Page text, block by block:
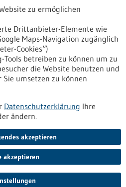
zu ermöglichen
Drittanbieter-Elemente wie
Maps-Navigation zugänglich
Cookies“)
betreiben zu können um zu
die Website benutzen und
umsetzen zu können
Datenschutzerklärung Ihre
ändern.
akzeptieren
akzeptieren